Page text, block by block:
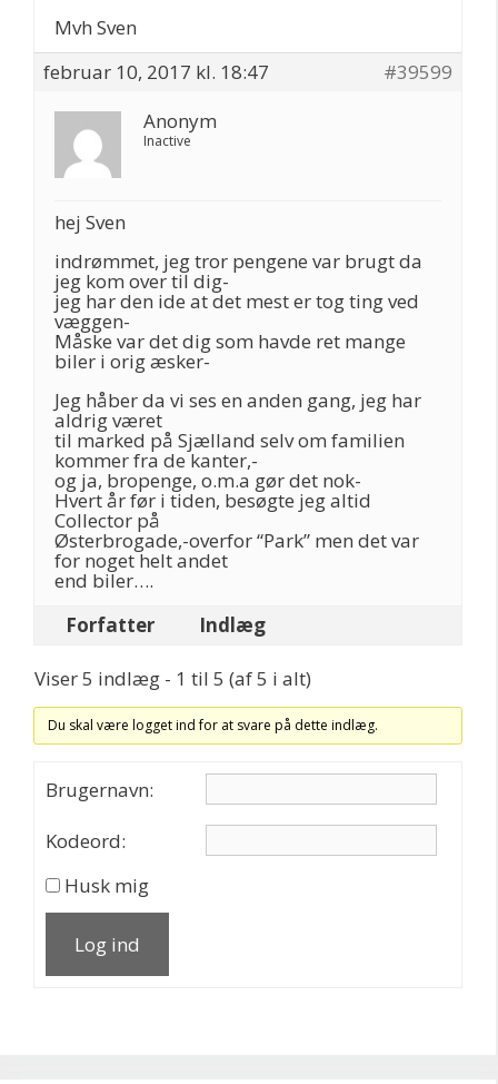
Mvh Sven
februar 10, 2017 kl. 18:47
#39599
Anonym
Inactive
hej Sven
indrømmet, jeg tror pengene var brugt da
jeg kom over til dig-
jeg har den ide at det mest er tog ting ved
væggen-
Måske var det dig som havde ret mange
biler i orig æsker-
Jeg håber da vi ses en anden gang, jeg har
aldrig været
til marked på Sjælland selv om familien
kommer fra de kanter,-
og ja, bropenge, o.m.a gør det nok-
Hvert år før i tiden, besøgte jeg altid
Collector på
Østerbrogade,-overfor “Park” men det var
for noget helt andet
end biler….
Forfatter
Indlæg
Viser 5 indlæg - 1 til 5 (af 5 i alt)
Du skal være logget ind for at svare på dette indlæg.
Brugernavn:
Kodeord:
Husk mig
Log ind